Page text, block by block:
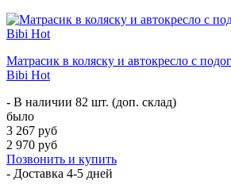
Матрасик в коляску и автокресло с
Bibi Hot
- В наличии 82 шт. (доп. склад)
было
3 267 руб
2 970 руб
Позвонить и купить
- Доставка 4-5 дней